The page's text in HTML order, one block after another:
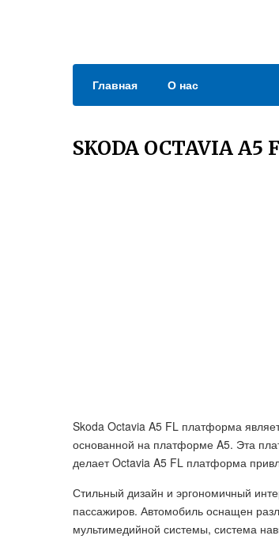
Главная О нас
SKODA OCTAVIA
Skoda Octavia A5 FL платформа
основанной на платформе A5. Эта
делает Octavia A5 FL платформа
Стильный дизайн и эргономичный
пассажиров. Автомобиль оснащен
мультимедийной системы, система